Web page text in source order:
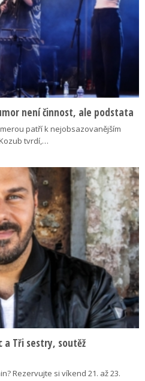
není činnost, ale podstata
patří k nejobsazovanějším
tvrdí,…
a Tři sestry, soutěž
Rezervujte si víkend 21. až 23.